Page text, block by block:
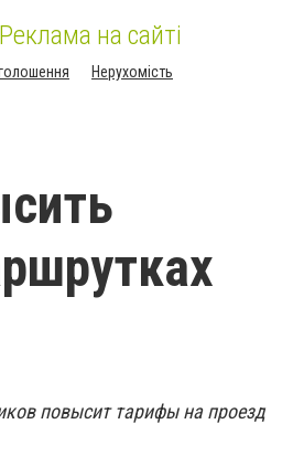
Реклама на сайті
Нерухомість
повысит тарифы на проезд